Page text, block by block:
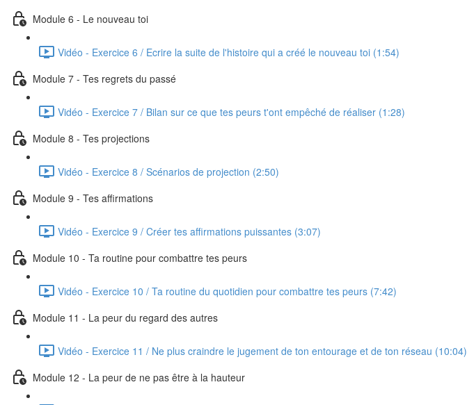
Module 6 - Le nouveau toi
Vidéo - Exercice 6 / Ecrire la suite de l'histoire qui a créé le nouveau toi (1:54)
Module 7 - Tes regrets du passé
Vidéo - Exercice 7 / Bilan sur ce que tes peurs t'ont empêché de réaliser (1:28)
Module 8 - Tes projections
Vidéo - Exercice 8 / Scénarios de projection (2:50)
Module 9 - Tes affirmations
Vidéo - Exercice 9 / Créer tes affirmations puissantes (3:07)
Module 10 - Ta routine pour combattre tes peurs
Vidéo - Exercice 10 / Ta routine du quotidien pour combattre tes peurs (7:42)
Module 11 - La peur du regard des autres
Vidéo - Exercice 11 / Ne plus craindre le jugement de ton entourage et de ton réseau (10:04)
Module 12 - La peur de ne pas être à la hauteur